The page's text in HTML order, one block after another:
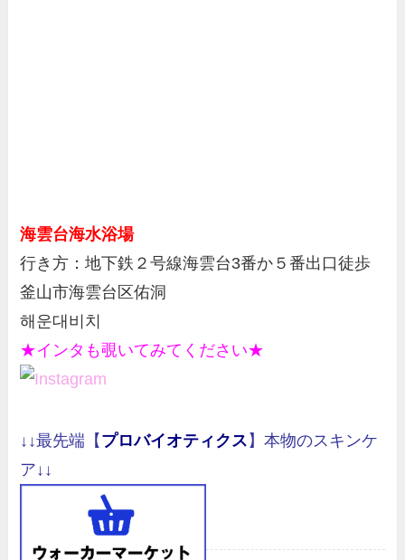
海雲台海水浴場
行き方：地下鉄２号線海雲台3番か５番出口徒歩
釜山市海雲台区佑洞
해운대비치
★インタも覗いてみてください★
↓↓最先端【 プロバイオティクス 】本物のスキンケ
ア↓↓